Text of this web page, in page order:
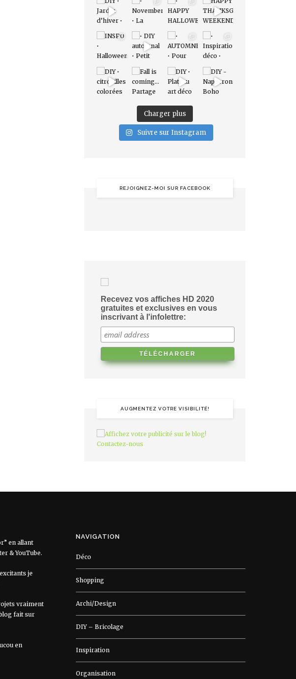
Charger plus
Suivre sur Instagram
REJOIGNEZ-MOI SUR FACEBOOK
Recevez vos affiches HD 2020
gratuites et exclusives en vous
inscrivant à l'infolettre:
AUGMENTEZ VOTRE VISIBILITÉ!
en allant
&YouTube.
je
vraiment
fait sur
en
NAVIGATION
Déco
Shopping
Archi/Design
DIY – Bricolage
Inspiration
Organisation